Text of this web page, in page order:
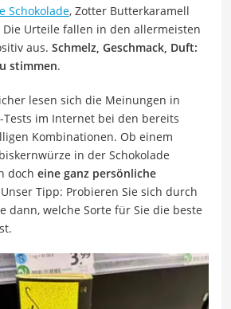
Schokolade, Zotter Butterkaramell
Die Urteile fallen in den allermeisten
aus. Schmelz, Geschmack, Duft:
stimmen.
lesen sich die Meinungen in
Tests im Internet bei den bereits
Kombinationen. Ob einem
in der Schokolade
doch eine ganz persönliche
Tipp: Probieren Sie sich durch
dann, welche Sorte für Sie die beste